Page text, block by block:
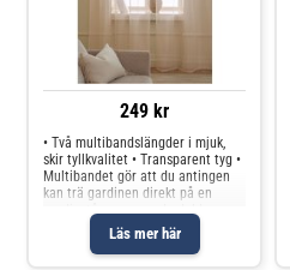
249 kr
Läs mer här
• Två multibandslängder i mjuk,
skir tyllkvalitet • Transparent tyg •
Multibandet gör att du antingen
kan trä gardinen direkt på en
gardinstång genom de dolda
hällorna eller använda ringar och
nålkrokar (ej fingerkrokar).
Produkten innehåller spårbar